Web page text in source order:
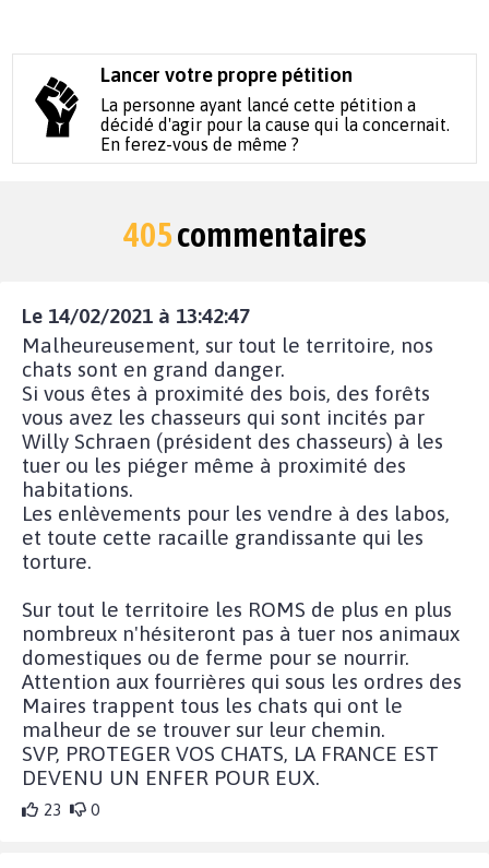
Lancer votre propre pétition
La personne ayant lancé cette pétition a
décidé d'agir pour la cause qui la concernait.
En ferez-vous de même ?
405commentaires
Le 14/02/2021 à 13:42:47
Malheureusement, sur tout le territoire, nos
chats sont en grand danger.
Si vous êtes à proximité des bois, des forêts
vous avez les chasseurs qui sont incités par
Willy Schraen (président des chasseurs) à les
tuer ou les piéger même à proximité des
habitations.
Les enlèvements pour les vendre à des labos,
et toute cette racaille grandissante qui les
torture.
Sur tout le territoire les ROMS de plus en plus
nombreux n'hésiteront pas à tuer nos animaux
domestiques ou de ferme pour se nourrir.
Attention aux fourrières qui sous les ordres des
Maires trappent tous les chats qui ont le
malheur de se trouver sur leur chemin.
SVP, PROTEGER VOS CHATS, LA FRANCE EST
DEVENU UN ENFER POUR EUX.
23 0